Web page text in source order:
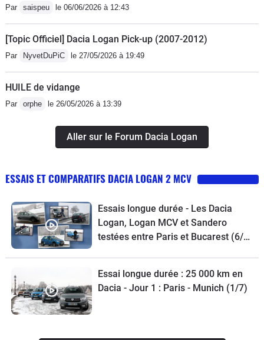
Par saispeu le 06/06/2026 à 12:43
[Topic Officiel] Dacia Logan Pick-up (2007-2012)
Par NyvetDuPiC le 27/05/2026 à 19:49
HUILE de vidange
Par orphe le 26/05/2026 à 13:39
Aller sur le Forum Dacia Logan
ESSAIS ET COMPARATIFS DACIA LOGAN 2 MCV
Essais longue durée - Les Dacia
Logan, Logan MCV et Sandero
testées entre Paris et Bucarest (6/7)
Essai longue durée : 25 000 km en
Dacia - Jour 1 : Paris - Munich (1/7)